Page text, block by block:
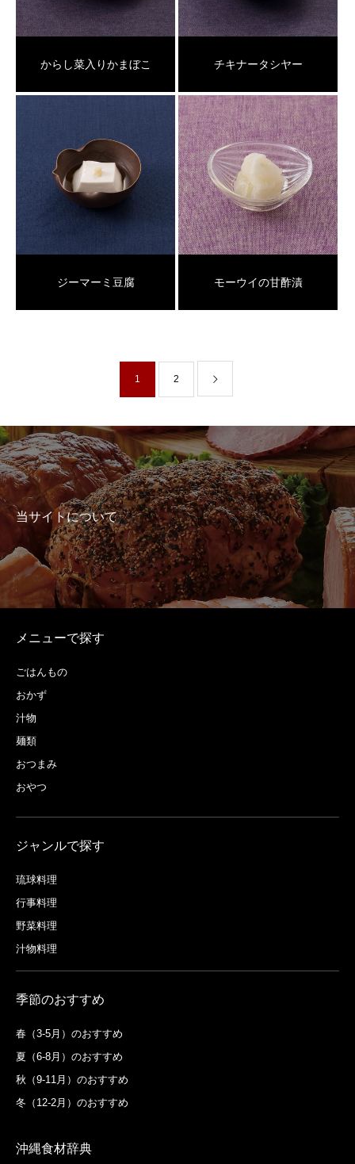
からし菜入りかまぼこ チキナータシヤー
ジーマーミ豆腐 モーウイの甘酢漬
1 2
当サイトについて
メニューで探す
ごはんもの
おかず
汁物
麺類
おつまみ
おやつ
ジャンルで探す
琉球料理
行事料理
野菜料理
汁物料理
季節のおすすめ
春（3-5月）のおすすめ
夏（6-8月）のおすすめ
秋（9-11月）のおすすめ
冬（12-2月）のおすすめ
沖縄食材辞典